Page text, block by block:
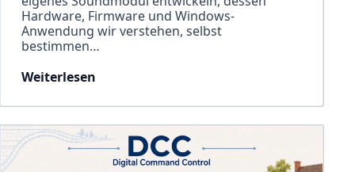
Hardware, Firmware und Windows-
Anwendung wir verstehen, selbst
bestimmen…
Weiterlesen